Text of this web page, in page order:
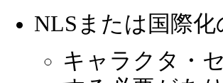
NLSまたは国際
キャラクタ・